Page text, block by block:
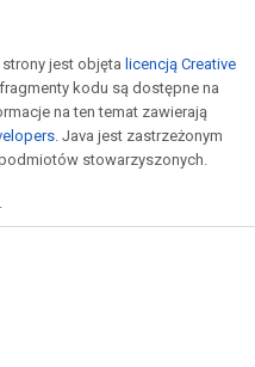
jest objęta licencją Creative
fragmenty kodu są dostępne na
na ten temat zawierają
. Java jest zastrzeżonym
stowarzyszonych.